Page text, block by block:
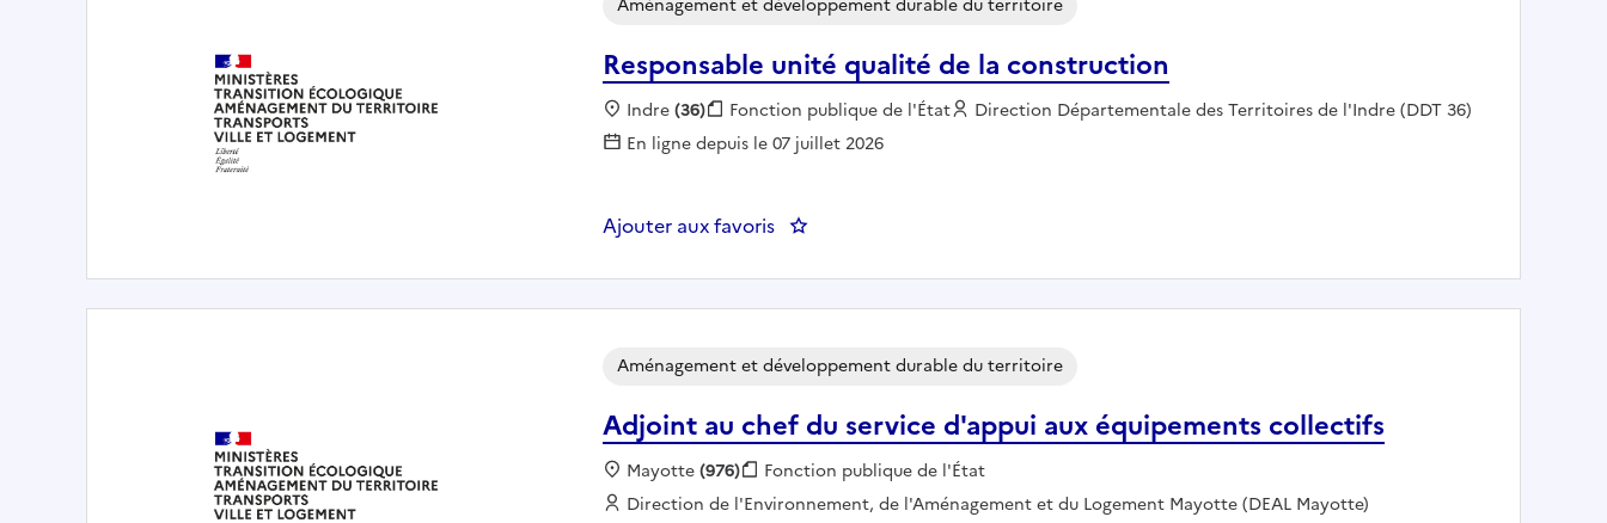
Responsable unité qualité de la construction
Localisation :
Indre(36) Fonction publique :
Fonction publique de l'État Employeur :
Direction Départementale des Territoires de l'Indre (DDT 36)
En ligne depuis le 07 juillet 2026
Ajouter aux favoris : Responsable unité qualité de la construction
Adjoint au chef du service d'appui aux équipements collectifs
Aménagement et développement durable du territoire
Localisation :
Mayotte(976) Fonction publique :
Fonction publique de l'État
Employeur :
Direction de l'Environnement, de l'Aménagement et du Logement Mayotte (DEAL Mayotte)